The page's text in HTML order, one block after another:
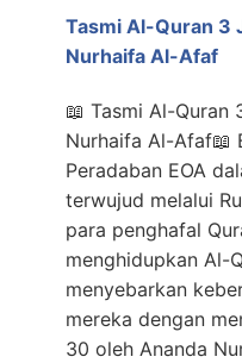
Tasmi Al-Quran 3
Nurhaifa Al-Afaf
📖 Tasmi Al-Quran
Nurhaifa Al-Afaf📖
Peradaban EOA
terwujud melalui
para penghafal
menghidupkan Al-
menyebarkan
mereka dengan
30 oleh Ananda